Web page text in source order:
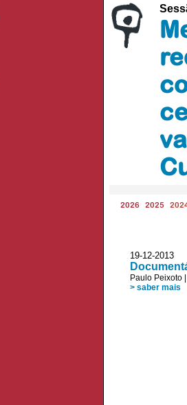
2026 2025
19-12-2013
Paulo Peixoto
> saber mais